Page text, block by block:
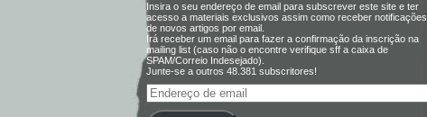
Insira o seu endereço de email para subscrever este site e ter
acesso a materiais exclusivos assim como receber notificações
de novos artigos por email.
Irá receber um email para fazer a confirmação da inscrição na
mailing list (caso não o encontre verifique sff a caixa de
SPAM/Correio Indesejado).
Junte-se a outros 48.381 subscritores!